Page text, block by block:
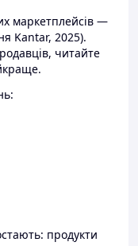
маркетплейсів —
Kantar, 2025).
читайте
продукти